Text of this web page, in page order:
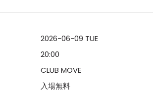
2026-06-09 TUE
20:00
CLUB MOVE
入場無料